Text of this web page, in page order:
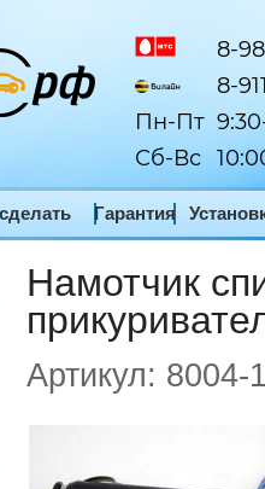
Гарантия
8-
8-
Пн-Пт
Сб-Вс
Намотчик
Артикул: 8004-